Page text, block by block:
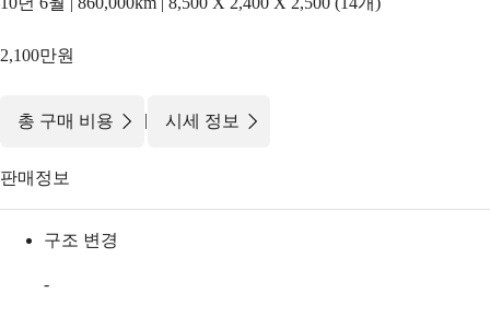
2,100만원
총 구매 비용 | 시세 정보
판매정보
구조 변경
-